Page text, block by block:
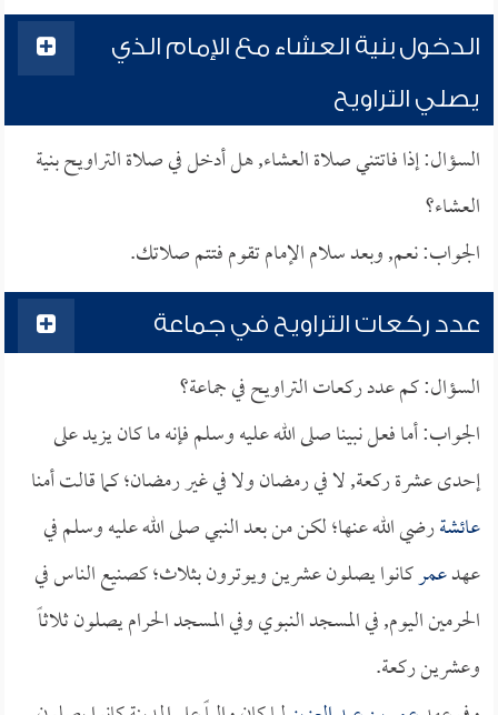
الدخول بنية العشاء مع الإمام الذي
يصلي التراويح
السؤال: إذا فاتتني صلاة العشاء, هل أدخل في صلاة التراويح بنية
العشاء؟
الجواب: نعم, وبعد سلام الإمام تقوم فتتم صلاتك.
عدد ركعات التراويح في جماعة
السؤال: كم عدد ركعات التراويح في جماعة؟
الجواب: أما فعل نبينا صلى الله عليه وسلم فإنه ما كان يزيد على
إحدى عشرة ركعة, لا في رمضان ولا في غير رمضان؛ كما قالت أمنا
عائشةرضي الله عنها؛ لكن من بعد النبي صلى الله عليه وسلم في
عهدعمركانوا يصلون عشرين ويوترون بثلاث؛ كصنيع الناس في
الحرمين اليوم, في المسجد النبوي وفي المسجد الحرام يصلون ثلاثاً
وعشرين ركعة.